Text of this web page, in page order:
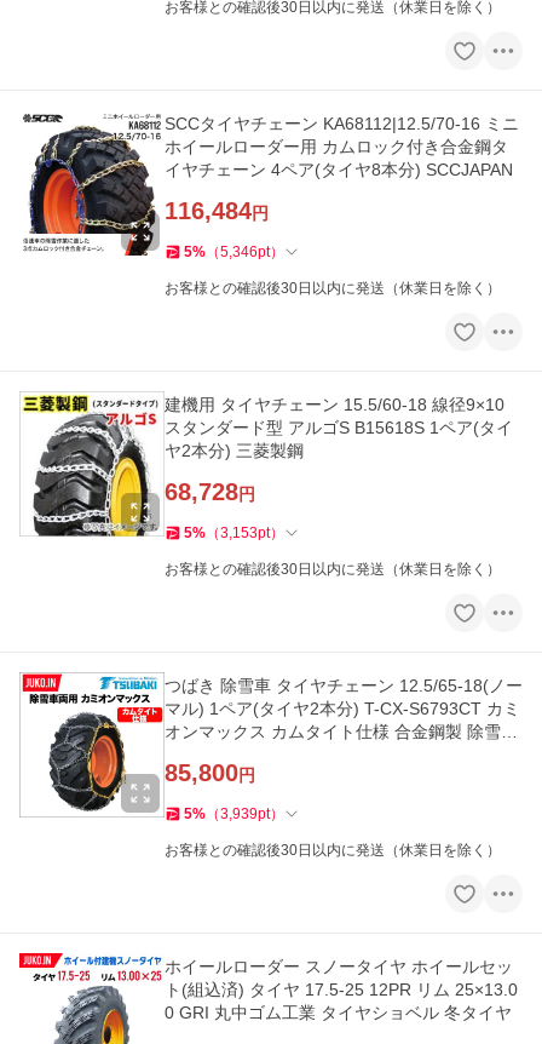
お客様との確認後30日以内に発送（休業日を除く）
SCCタイヤチェーン KA68112|12.5/70-16 ミニ
ホイールローダー用 カムロック付き合金鋼タ
イヤチェーン 4ペア(タイヤ8本分) SCCJAPAN
116,484円
5% （5,346pt）
お客様との確認後30日以内に発送（休業日を除く）
建機用 タイヤチェーン 15.5/60-18 線径9×10
スタンダード型 アルゴS B15618S 1ペア(タイ
ヤ2本分) 三菱製鋼
68,728円
5% （3,153pt）
お客様との確認後30日以内に発送（休業日を除く）
つばき 除雪車 タイヤチェーン 12.5/65-18(ノー
マル) 1ペア(タイヤ2本分) T-CX-S6793CT カミ
オンマックス カムタイト仕様 合金鋼製 除雪ロ
85,800円
5% （3,939pt）
お客様との確認後30日以内に発送（休業日を除く）
ホイールローダー スノータイヤ ホイールセッ
ト(組込済) タイヤ 17.5-25 12PR リム 25×13.0
0 GRI 丸中ゴム工業 タイヤショベル 冬タイヤ